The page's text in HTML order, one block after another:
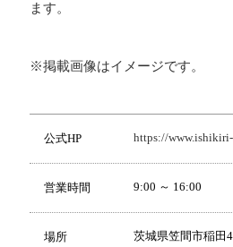
ます。
※掲載画像はイメージです。
公式HP https://
営業時間 9:00 ～ 16:00
場所 茨城県笠間市稲田